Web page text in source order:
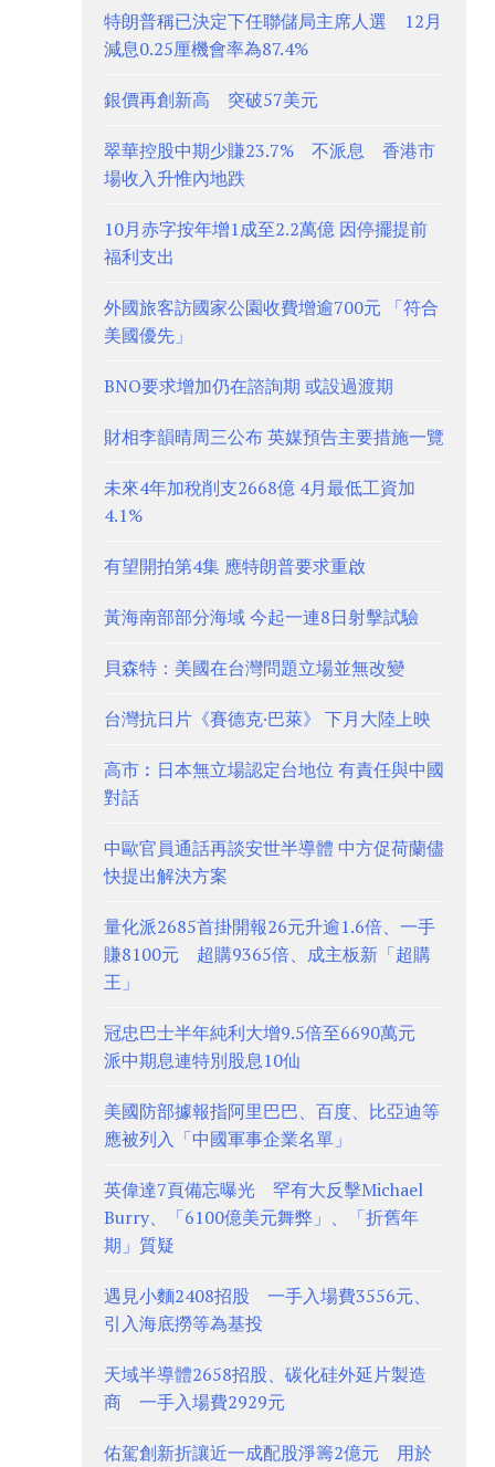
特朗普稱已決定下任聯儲局主席人選 12月
減息0.25厘機會率為87.4%
銀價再創新高 突破57美元
翠華控股中期少賺23.7% 不派息 香港市
場收入升惟內地跌
10月赤字按年增1成至2.2萬億 因停擺提前
福利支出
外國旅客訪國家公園收費增逾700元 「符合
美國優先」
BNO要求增加仍在諮詢期 或設過渡期
財相李韻晴周三公布 英媒預告主要措施一覽
未來4年加稅削支2668億 4月最低工資加
4.1%
有望開拍第4集 應特朗普要求重啟
黃海南部部分海域 今起一連8日射擊試驗
貝森特：美國在台灣問題立場並無改變
台灣抗日片《賽德克·巴萊》 下月大陸上映
高市︰日本無立場認定台地位 有責任與中國
對話
中歐官員通話再談安世半導體 中方促荷蘭儘
快提出解決方案
量化派2685首掛開報26元升逾1.6倍、一手
賺8100元 超購9365倍、成主板新「超購
王」
冠忠巴士半年純利大增9.5倍至6690萬元
派中期息連特別股息10仙
美國防部據報指阿里巴巴、百度、比亞迪等
應被列入「中國軍事企業名單」
英偉達7頁備忘曝光 罕有大反擊Michael
Burry、「6100億美元舞弊」、「折舊年
期」質疑
遇見小麵2408招股 一手入場費3556元、
引入海底撈等為基投
天域半導體2658招股、碳化硅外延片製造
商 一手入場費2929元
佑駕創新折讓近一成配股淨籌2億元 用於